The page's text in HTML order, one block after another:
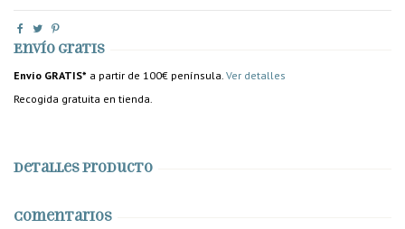
Envío gratis
Envío GRATIS* a partir de 100€ península. Ver detalles
Recogida gratuita en tienda.
Detalles producto
Comentarios